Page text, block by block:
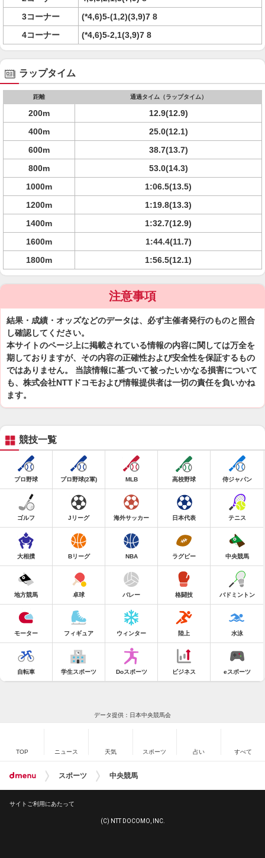
3コーナー
(*4,6)5-(1,2)(3,9)7 8
4コーナー
(*4,6)5-2,1(3,9)7 8
ラップタイム
距離 通過タイム（ラップタイム）
200m
12.9(12.9)
400m
25.0(12.1)
600m
38.7(13.7)
800m
53.0(14.3)
1000m
1:06.5(13.5)
1200m
1:19.8(13.3)
1400m
1:32.7(12.9)
1600m
1:44.4(11.7)
1800m
1:56.5(12.1)
注意事項
結果・成績・オッズなどのデータは、必ず主催者発行のものと照合
し確認してください。
本サイトのページ上に掲載されている情報の内容に関しては万全を
期しておりますが、その内容の正確性および安全性を保証するもの
ではありません。 当該情報に基づいて被ったいかなる損害について
も、株式会社NTTドコモおよび情報提供者は一切の責任を負いかね
ます。
競技一覧
プロ野球 プロ野球(2軍) MLB 高校野球 侍ジャパン
ゴルフ Jリーグ 海外サッカー 日本代表 テニス
大相撲 Bリーグ NBA ラグビー 中央競馬
地方競馬 卓球 バレー 格闘技 バドミントン
モーター フィギュア ウィンター 陸上 水泳
自転車 学生スポーツ Doスポーツ ビジネス eスポーツ
データ提供：日本中央競馬会
TOP ニュース 天気 スポーツ 占い すべて
スポーツ 中央競馬
サイトご利用にあたって
(C) NTT DOCOMO, INC.